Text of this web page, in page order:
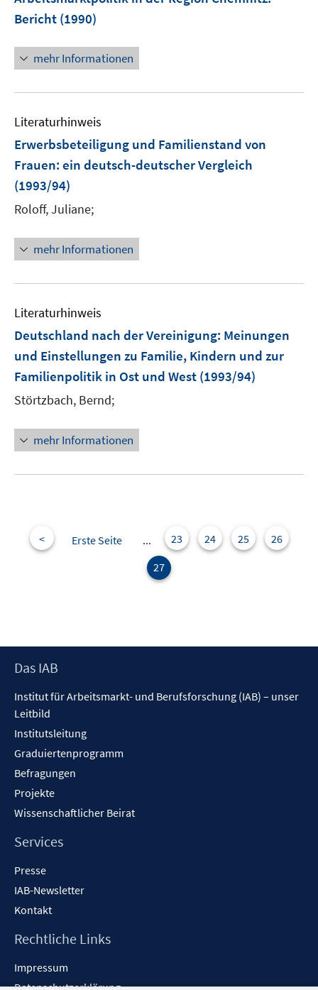
Bericht (1990)
mehr Informationen
Literaturhinweis
Erwerbsbeteiligung und Familienstand von
Frauen: ein deutsch-deutscher Vergleich
(1993/94)
Roloff, Juliane;
mehr Informationen
Literaturhinweis
Deutschland nach der Vereinigung: Meinungen
und Einstellungen zu Familie, Kindern und zur
Familienpolitik in Ost und West (1993/94)
Störtzbach, Bernd;
mehr Informationen
< Erste Seite ... 23 24 25
26
27
Footer
Das IAB
Institut für Arbeitsmarkt- und Berufsforschung (IAB) – unser
Leitbild
Institutsleitung
Graduiertenprogramm
Befragungen
Projekte
Wissenschaftlicher Beirat
Services
Presse
IAB-Newsletter
Kontakt
Rechtliche Links
Impressum
Datenschutzerklärung